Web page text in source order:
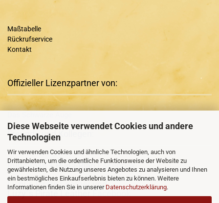
Diese Webseite verwendet Cookies und andere
Technologien
Wir verwenden Cookies und ähnliche Technologien, auch von
Drittanbietern, um die ordentliche Funktionsweise der Website zu
gewährleisten, die Nutzung unseres Angebotes zu analysieren und Ihnen
ein bestmögliches Einkaufserlebnis bieten zu können. Weitere
Informationen finden Sie in unserer Datenschutzerklärung.
Maßtabelle
Rückrufservice
Kontakt
Offizieller Lizenzpartner von:
Freunde und Kollegen:
Runa-Rian + Runa-RianFacebook
Luzy´s Pirate Leatherund